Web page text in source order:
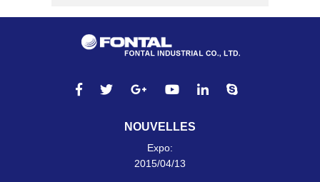
NOUVELLES
Expo:
2015/04/13